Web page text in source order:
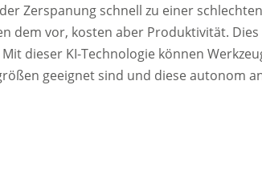
Zerspanung schnell zu einer
dem vor, kosten aber Produktivität.
dieser KI-Technologie können
geeignet sind und diese autonom